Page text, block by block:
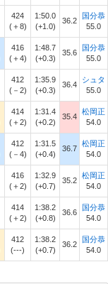
424
(＋8)
1:50.0
(+1.0)
36.2
国分恭
55.0
416
(＋4)
1:48.7
(+0.3)
35.6
国分恭
55.0
412
(－2)
1:35.9
(+0.3)
36.4
シュタ
55.0
414
(＋2)
1:31.4
(+0.2)
35.4
松岡正
54.0
412
(－4)
1:31.5
(+0.4)
36.7
松岡正
54.0
416
(＋2)
1:32.9
(+0.7)
35.2
松岡正
54.0
414
(＋2)
1:38.2
(+0.8)
36.6
国分恭
54.0
412
(---)
1:38.2
(+0.7)
36.2
国分恭
54.0